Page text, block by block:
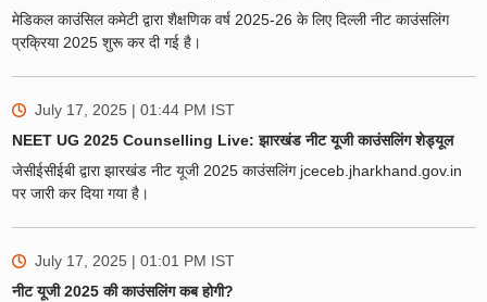
मेडिकल काउंसिल कमेटी द्वारा शैक्षणिक वर्ष 2025-26 के लिए दिल्ली नीट काउंसलिंग
प्रक्रिया 2025 शुरू कर दी गई है।
July 17, 2025 | 01:44 PM IST
NEET UG 2025 Counselling Live: झारखंड नीट यूजी काउंसलिंग शेड्यूल
जेसीईसीईबी द्वारा झारखंड नीट यूजी 2025 काउंसलिंग jceceb.jharkhand.gov.in
पर जारी कर दिया गया है।
July 17, 2025 | 01:01 PM IST
नीट यूजी 2025 की काउंसलिंग कब होगी?